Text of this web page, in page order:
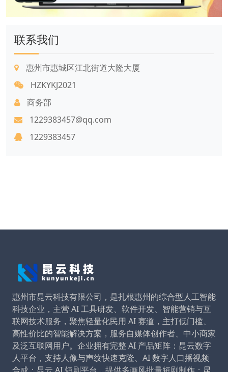
联系我们
惠州市惠城区江北街道大隆大厦
HZKYKJ2021
商务部
1229383457@qq.com
1229383457
惠州市昆云科技有限公司，是扎根惠州的综合型人工智能
科技企业，主营 AI 工具研发、软件开发、智能营销与互
联网技术服务，聚焦轻量化民用 AI 赛道，主打低门槛、
高性价比的智能解决方案，服务自媒体创作者、中小商家
及泛互联网用户。企业拥有完整 AI 产品矩阵：昆云数字
人平台，支持人像与声纹快速克隆、AI 数字人口播视频
合成；昆云 AI 短剧平台，提供多画风批量短剧制作；昆